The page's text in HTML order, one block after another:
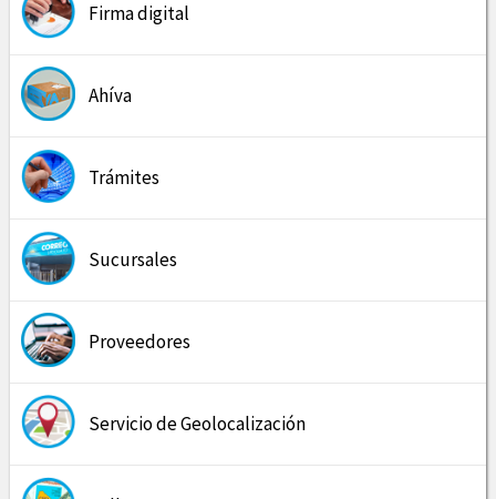
Firma digital
Ahíva
Trámites
Sucursales
Proveedores
Servicio de Geolocalización